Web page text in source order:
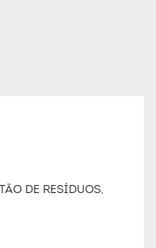
DE RESÍDUOS,